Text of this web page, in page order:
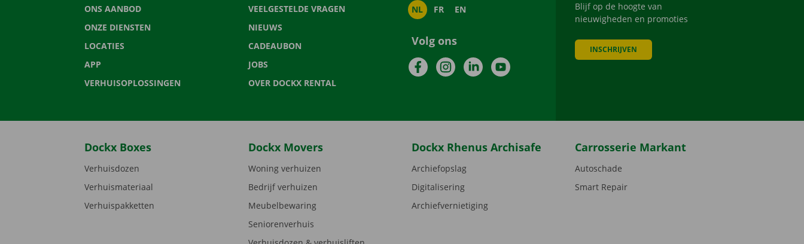
ONS AANBOD
ONZE DIENSTEN
LOCATIES
APP
VERHUISOPLOSSINGEN
VEELGESTELDE VRAGEN
NIEUWS
CADEAUBON
JOBS
OVER DOCKX RENTAL
NL FR EN
Volg ons
FacebookInstagramLinkedInYouTube
Blijf op de hoogte van
nieuwigheden en promoties
INSCHRIJVEN
Dockx Boxes
Verhuisdozen
Verhuismateriaal
Verhuispakketten
Dockx Movers
Woning verhuizen
Bedrijf verhuizen
Meubelbewaring
Seniorenverhuis
Dockx Rhenus Archisafe
Archiefopslag
Digitalisering
Archiefvernietiging
Carrosserie Markant
Autoschade
Smart Repair